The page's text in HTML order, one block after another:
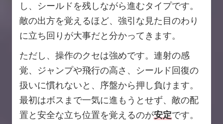
し、シールドを残しながら進むタイプです。
敵の出方を覚えるほど、強引な見た目のわり
に立ち回りが大事だと分かってきます。
ただし、操作のクセは強めです。連射の感
覚、ジャンプや飛行の高さ、シールド回復の
扱いに慣れないと、序盤から押し負けます。
最初はボスまで一気に進もうとせず、敵の配
置と安全な立ち位置を覚えるのが安定です。